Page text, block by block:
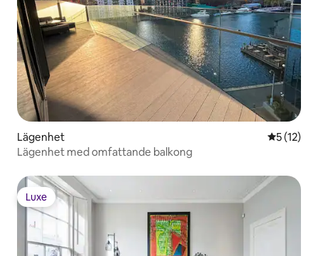
Lägenhet 5 av 5 i
5 (12)
Lägenhet med omfattande balkong
Luxe
Luxe